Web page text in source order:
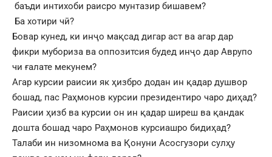
баъди интихоби раисро мунтазир бишавем?
Ба хотири чӣ?
Бовар кунед, ки инҷо мақсад дигар аст ва агар дар
фикри мубориза ва оппозитсия будед инҷо дар Аврупо
чи ғалате мекунем?
Агар курсии раисии як ҳизбро додан ин қадар душвор
бошад, пас Раҳмонов курсии президентиро чаро диҳад?
Раисии ҳизб ва курсии он ин қадар ширеш ва қандак
дошта бошад чаро Раҳмонов курсиашро бидиҳад?
Талаби ин низомнома ва Қонуни Асосгузори сулҳу